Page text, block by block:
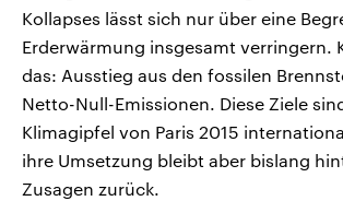
Kollapses lässt sich nur über eine
Erderwärmung insgesamt verringern.
das: Ausstieg aus den fossilen
Netto-Null-Emissionen. Diese Ziele
Klimagipfel von Paris 2015
ihre Umsetzung bleibt aber bislang
Zusagen zurück.